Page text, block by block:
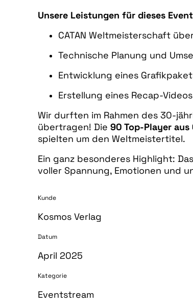
Unsere Leistungen für dieses
CATAN Weltmeisterschaft
Technische Planung und
Entwicklung eines
Erstellung eines Recap-
Wir durften im Rahmen des 30-
übertragen! Die90 Top-Player aus
spielten um den Weltmeistertitel.
Ein ganz besonderes Highlight:
voller Spannung, Emotionen und
Kunde
Kosmos Verlag
Datum
April 2025
Kategorie
Eventstream